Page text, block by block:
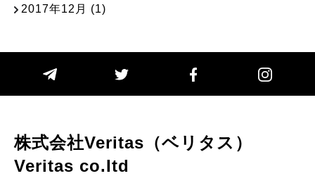
2017年12月 (1)
株式会社Veritas（ベリタス）
Veritas co.Itd